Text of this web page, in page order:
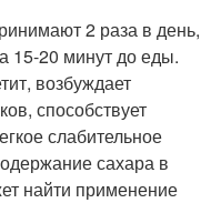
2 раза в день,
15-20 минут до еды.
возбуждает
способствует
слабительное
сахара в
найти применение